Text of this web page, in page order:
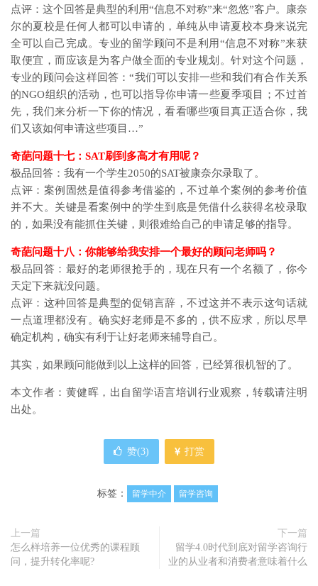
点评：这个回答是典型的利用“信息不对称”来“忽悠”客户。康奈
尔的夏校是任何人都可以申请的，单纯从申请夏校本身来说完
全可以自己完成。专业的留学顾问不是利用“信息不对称”来获
取便宜，而应该是为客户做全面的专业规划。针对这个问题，
专业的顾问会这样回答：“我们可以安排一些和我们有合作关系
的NGO组织的活动，也可以指导你申请一些夏季项目；不过首
先，我们来分析一下你的情况，看看哪些项目真正适合你，我
们又该如何申请这些项目…”
奇葩问题十七：SAT刷到多高才有用呢？
极品回答：我有一个学生2050的SAT被康奈尔录取了。
点评：案例固然是值得参考借鉴的，不过单个案例的参考价值
并不大。关键是看案例中的学生到底是凭借什么获得名校录取
的，如果没有能抓住关键，则很难给自己的申请足够的指导。
奇葩问题十八：你能够给我安排一个最好的顾问老师吗？
极品回答：最好的老师很抢手的，现在只有一个名额了，你今
天定下来就没问题。
点评：这种回答是典型的促销言辞，不过这并不表示这句话就
一点道理都没有。确实好老师是不多的，供不应求，所以尽早
确定机构，确实有利于让好老师来辅导自己。
其实，如果顾问能做到以上这样的回答，已经算很机智的了。
本文作者：黄健晖，出自留学语言培训行业观察，转载请注明
出处。
赞(3) 打赏
标签： 留学中介 留学咨询
上一篇
怎么样培养一位优秀的课程顾
问，提升转化率呢?
下一篇
留学4.0时代到底对留学咨询行
业的从业者和消费者意味着什么